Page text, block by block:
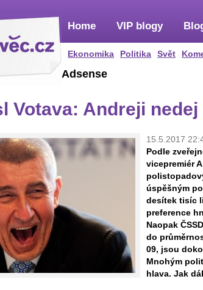
Home
Ekonomika Politika Svět
VIP blogy
Adsense
Votava: Andreji nedej
15.5.2017
Podle
vicepremiér
úspěšným
desítek tisíc
preference
Naopak
do
09, jsou
Mnohým
hlava. Jak